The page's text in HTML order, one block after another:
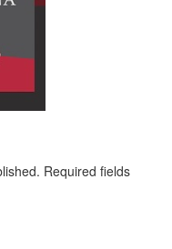
Required fields